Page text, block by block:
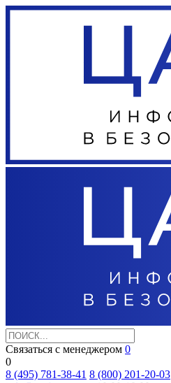
Связаться с менеджером 0
0
8 (495) 781-38-41 8 (800) 201-20-03